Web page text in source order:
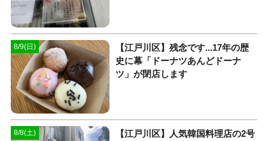
8/9(日)
【江戸川区】残念です...17年の歴
史に幕「ドーナツあんどドーナ
ツ」が閉店します
8/8(土)
【江戸川区】人気韓国料理店の2号